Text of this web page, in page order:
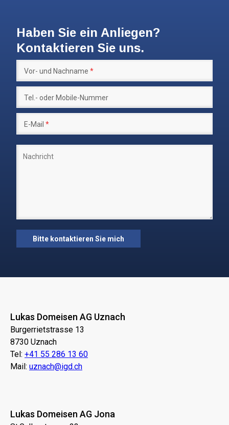
Haben Sie ein Anliegen?
Kontaktieren Sie uns.
Vor- und Nachname *
Tel.- oder Mobile-Nummer
E-Mail *
Lukas Domeisen AG Uznach
Burgerrietstrasse 13
8730 Uznach
Tel: +41 55 286 13 60
Mail: uznach@igd.ch
Lukas Domeisen AG Jona